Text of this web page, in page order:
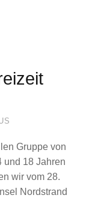
Gruppe von
und 18 Jahren
wir vom 28.
Nordstrand